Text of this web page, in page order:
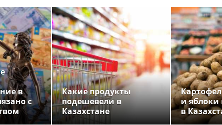
в
с
Какие продукты
подешевели в
Казахстане
и
в